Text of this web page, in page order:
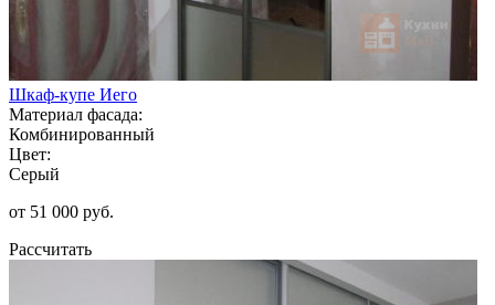
Шкаф-купе Иего
Материал фасада:
Комбинированный
Цвет:
Серый
от 51 000 руб.
Рассчитать